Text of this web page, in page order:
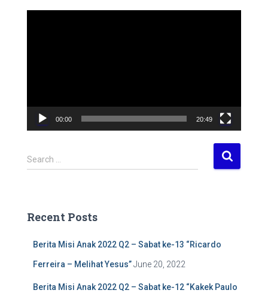
a
00:00 20:49
S
e
h
Search …
Recent Posts
Berita Misi Anak 2022 Q2 – Sabat ke-13 “Ricardo
Ferreira – Melihat Yesus”June 20, 2022
Berita Misi Anak 2022 Q2 – Sabat ke-12 “Kakek Paulo